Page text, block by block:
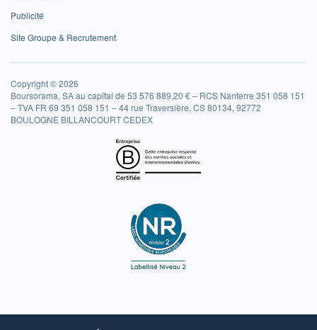
Publicité
Site Groupe & Recrutement
Copyright © 2026
Boursorama, SA au capital de 53 576 889,20 € – RCS Nanterre 351 058 151
– TVA FR 69 351 058 151 – 44 rue Traversière, CS 80134, 92772
BOULOGNE BILLANCOURT CEDEX